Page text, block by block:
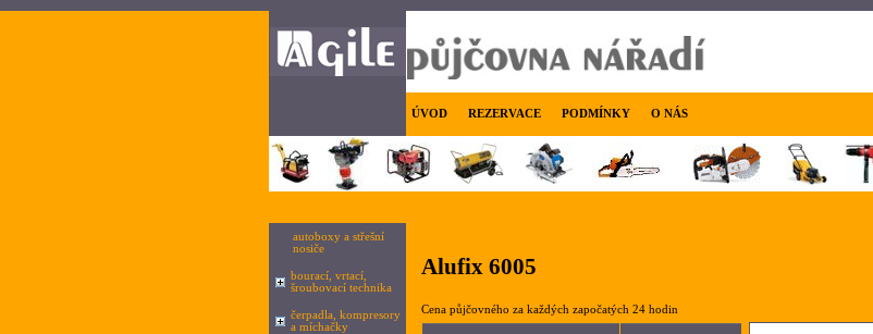
ÚVOD REZERVACE PODMÍNKY O NÁS
autoboxy a střešní
nosiče
bourací, vrtací,
šroubovací technika
čerpadla, kompresory
a míchačky
Alufix 6005
Cena půjčovného za každých započatých 24 hodin